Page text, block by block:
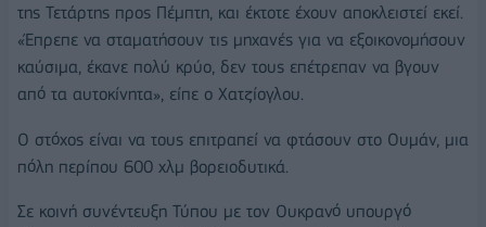
της Τετάρτης προς Πέμπτη, και έκτοτε έχουν αποκλειστεί εκεί.
«Έπρεπε να σταματήσουν τις μηχανές για να εξοικονομήσουν
καύσιμα, έκανε πολύ κρύο, δεν τους επέτρεπαν να βγουν
από τα αυτοκίνητα», είπε ο Χατζίογλου.
Ο στόχος είναι να τους επιτραπεί να φτάσουν στο Ουμάν, μια
πόλη περίπου 600 χλμ βορειοδυτικά.
Σε κοινή συνέντευξη Τύπου με τον Ουκρανό υπουργό